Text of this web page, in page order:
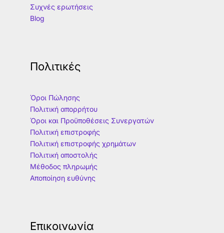
Συχνές ερωτήσεις
Blog
Πολιτικές
Όροι Πώλησης
Πολιτική απορρήτου
Όροι και Προϋποθέσεις Συνεργατών
Πολιτική επιστροφής
Πολιτική επιστροφής χρημάτων
Πολιτική αποστολής
Μέθοδος πληρωμής
Αποποίηση ευθύνης
Επικοινωνία